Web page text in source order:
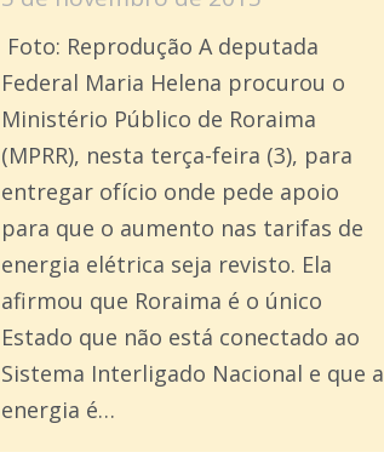
Foto: Reprodução A deputada
Federal Maria Helena procurou o
Ministério Público de Roraima
(MPRR), nesta terça-feira (3), para
entregar ofício onde pede apoio
para que o aumento nas tarifas de
energia elétrica seja revisto. Ela
afirmou que Roraima é o único
Estado que não está conectado ao
Sistema Interligado Nacional e que a
energia é…